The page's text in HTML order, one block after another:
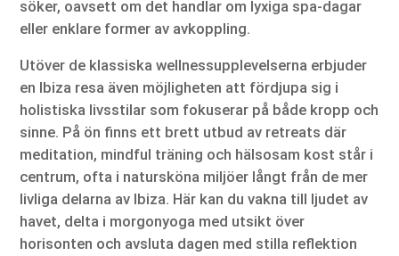
söker, oavsett om det handlar om lyxiga spa-dagar
eller enklare former av avkoppling.
Utöver de klassiska wellnessupplevelserna erbjuder
en Ibiza resa även möjligheten att fördjupa sig i
holistiska livsstilar som fokuserar på både kropp och
sinne. På ön finns ett brett utbud av retreats där
meditation, mindful träning och hälsosam kost står i
centrum, ofta i natursköna miljöer långt från de mer
livliga delarna av Ibiza. Här kan du vakna till ljudet av
havet, delta i morgonyoga med utsikt över
horisonten och avsluta dagen med stilla reflektion